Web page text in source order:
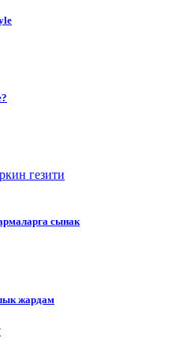
гезити
сынак
жардам